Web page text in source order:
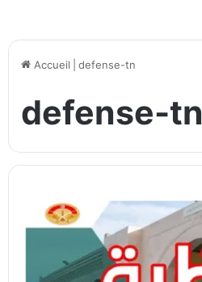
Accueil defense-tn
defense-tn